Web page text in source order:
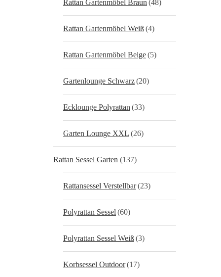
Rattan Gartenmöbel Braun (48)
Rattan Gartenmöbel Weiß(4)
Rattan Gartenmöbel Beige(5)
Gartenlounge Schwarz(20)
Ecklounge Polyrattan (33)
Garten Lounge XXL (26)
Rattan Sessel Garten (137)
Rattansessel Verstellbar(23)
Polyrattan Sessel (60)
Polyrattan Sessel Weiß(3)
Korbsessel Outdoor(17)